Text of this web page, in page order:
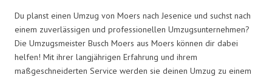
Du planst einen Umzug von Moers nach Jesenice und suchst nach
einem zuverlässigen und professionellen Umzugsunternehmen?
Die Umzugsmeister Busch Moers aus Moers können dir dabei
helfen! Mit ihrer langjährigen Erfahrung und ihrem
maßgeschneiderten Service werden sie deinen Umzug zu einem